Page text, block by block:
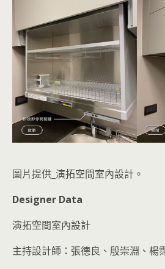
圖片提供_演拓空間室內設計。
Designer Data
演拓空間室內設計
主持設計師：張德良、殷崇淵、楊